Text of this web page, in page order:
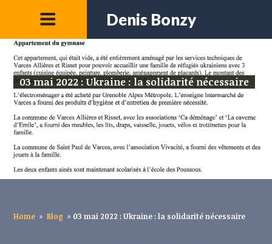
Denis Bonzy
03 mai 2022 : Ukraine : la solidarité nécessaire
Home » Blog » 03 mai 2022 : Ukraine : la solidarité nécessaire